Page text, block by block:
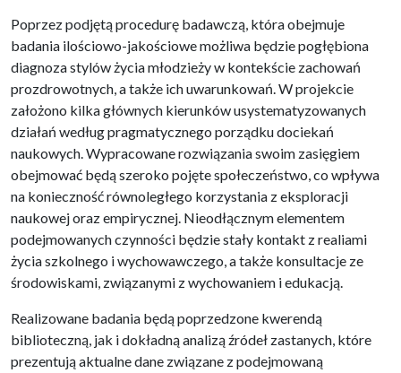
Poprzez podjętą procedurę badawczą, która obejmuje
badania ilościowo-jakościowe możliwa będzie pogłębiona
diagnoza stylów życia młodzieży w kontekście zachowań
prozdrowotnych, a także ich uwarunkowań. W projekcie
założono kilka głównych kierunków usystematyzowanych
działań według pragmatycznego porządku dociekań
naukowych. Wypracowane rozwiązania swoim zasięgiem
obejmować będą szeroko pojęte społeczeństwo, co wpływa
na konieczność równoległego korzystania z eksploracji
naukowej oraz empirycznej. Nieodłącznym elementem
podejmowanych czynności będzie stały kontakt z realiami
życia szkolnego i wychowawczego, a także konsultacje ze
środowiskami, związanymi z wychowaniem i edukacją.
Realizowane badania będą poprzedzone kwerendą
biblioteczną, jak i dokładną analizą źródeł zastanych, które
prezentują aktualne dane związane z podejmowaną